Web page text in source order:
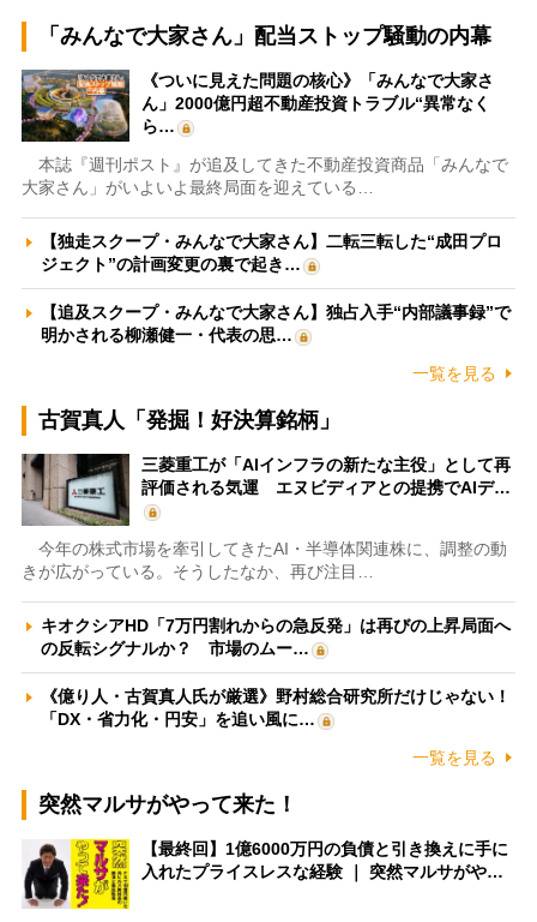
「みんなで大家さん」配当ストップ騒動の内幕
《ついに見えた問題の核心》「みんなで大家さ
ん」2000億円超不動産投資トラブル“異常なく
ら…
本誌『週刊ポスト』が追及してきた不動産投資商品「みんなで
大家さん」がいよいよ最終局面を迎えている…
【独走スクープ・みんなで大家さん】二転三転した“成田プロ
ジェクト”の計画変更の裏で起き…
【追及スクープ・みんなで大家さん】独占入手“内部議事録”で
明かされる柳瀬健一・代表の思…
一覧を見る
古賀真人「発掘！好決算銘柄」
三菱重工が「AIインフラの新たな主役」として再
評価される気運 エヌビディアとの提携でAIデ…
今年の株式市場を牽引してきたAI・半導体関連株に、調整の動
きが広がっている。そうしたなか、再び注目…
キオクシアHD「7万円割れからの急反発」は再びの上昇局面へ
の反転シグナルか？ 市場のムー…
《億り人・古賀真人氏が厳選》野村総合研究所だけじゃない！
「DX・省力化・円安」を追い風に…
一覧を見る
突然マルサがやって来た！
【最終回】1億6000万円の負債と引き換えに手に
入れたプライスレスな経験 ｜ 突然マルサがや…